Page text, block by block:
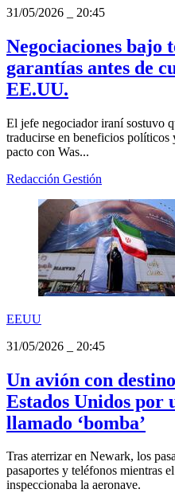
31/05/2026
20:45
Negociaciones bajo
garantías antes de
EE.UU.
El jefe negociador iraní sostuvo
traducirse en beneficios políticos
pacto con Was...
Redacción Gestión
EEUU
31/05/2026
20:45
Un avión con
Estados Unidos por
llamado ‘bomba’
Tras aterrizar en Newark, los
pasaportes y teléfonos mientras
inspeccionaba la aeronave.